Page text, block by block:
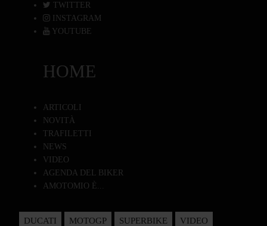
TWITTER
INSTAGRAM
YOUTUBE
HOME
ARTICOLI
NOVITÀ
TRAFILETTI
NEWS
VIDEO
AGENDA DEL BIKER
AMOTOMIO È...
DUCATI MOTOGP SUPERBIKE VIDEO